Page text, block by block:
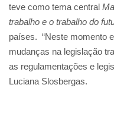
teve como tema central
trabalho e o trabalho do
países. “Neste momento
mudanças na legislação
as regulamentações e
Luciana Slosbergas.